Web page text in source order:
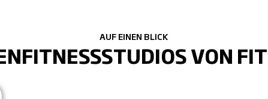
AUF EINEN BLICK
VON